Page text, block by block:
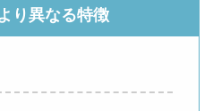
り異なる特徴